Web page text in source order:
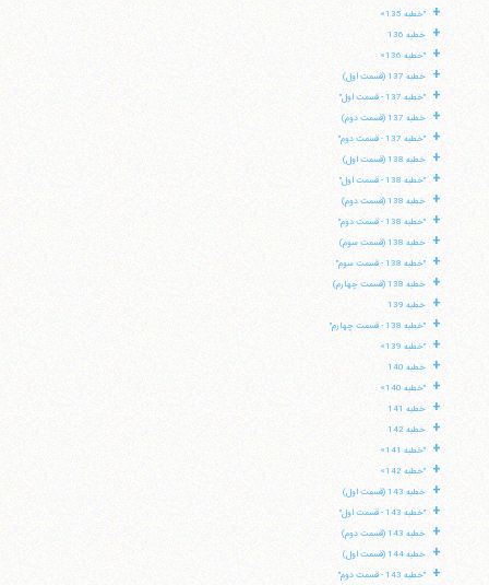
+ "خطبه 135»
+ خطبه 136
+ "خطبه 136»
+ خطبه 137 (قسمت اول)
+ "خطبه 137 - قسمت اول"
+ خطبه 137 (قسمت دوم)
+ "خطبه 137 - قسمت دوم"
+ خطبه 138 (قسمت اول)
+ "خطبه 138 - قسمت اول"
+ خطبه 138 (قسمت دوم)
+ "خطبه 138 - قسمت دوم"
+ خطبه 138 (قسمت سوم)
+ "خطبه 138 - قسمت سوم"
+ خطبه 138 (قسمت چهارم)
+ خطبه 139
+ "خطبه 138 - قسمت چهارم"
+ "خطبه 139»
+ خطبه 140
+ "خطبه 140»
+ خطبه 141
+ خطبه 142
+ "خطبه 141»
+ "خطبه 142»
+ خطبه 143 (قسمت اول)
+ "خطبه 143 - قسمت اول"
+ خطبه 143 (قسمت دوم)
+ خطبه 144 (قسمت اول)
+ "خطبه 143 - قسمت دوم"